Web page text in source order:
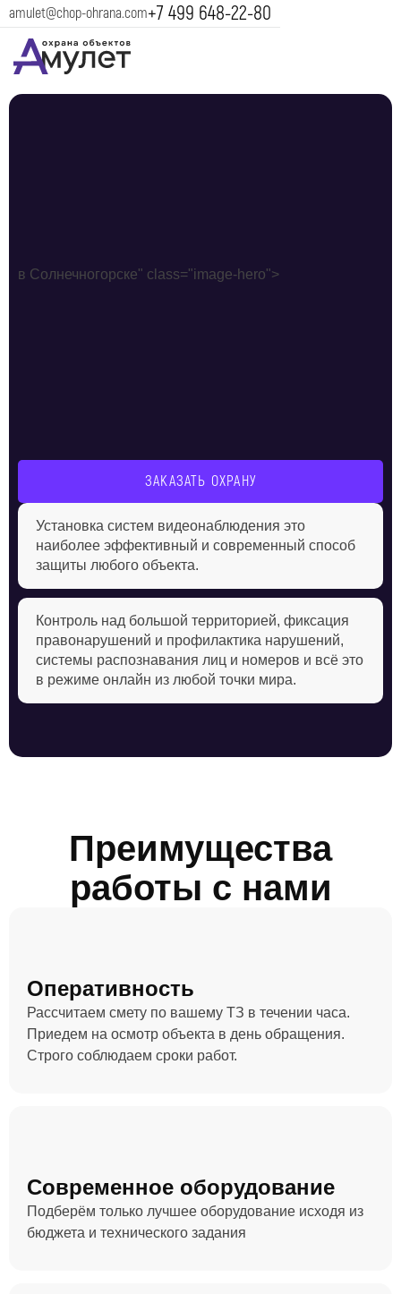
amulet@chop-ohrana.com+7 499 648-22-80
в Солнечногорске" class="image-hero">
ЗАКАЗАТЬ ОХРАНУ
Установка систем видеонаблюдения это
наиболее эффективный и современный способ
защиты любого объекта.
Контроль над большой территорией, фиксация
правонарушений и профилактика нарушений,
системы распознавания лиц и номеров и всё это
в режиме онлайн из любой точки мира.
Преимущества
работы с нами
Оперативность
Рассчитаем смету по вашему ТЗ в течении часа.
Приедем на осмотр объекта в день обращения.
Строго соблюдаем сроки работ.
Современное оборудование
Подберём только лучшее оборудование исходя из
бюджета и технического задания